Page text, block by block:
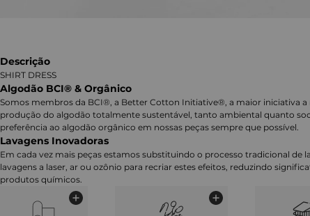
Descrição
SHIRT DRESS
Algodão BCI® & Orgânico
Somos membros da BCI®, a Better Cotton Initiative®, a maior iniciativa a
produção do algodão totalmente sustentável, tanto ambiental quanto
preferência ao algodão orgânico em nossas peças sempre que possível.
Lavagens Inovadoras
Em cada vez mais peças estamos substituindo o processo tradicional de
lavagens a laser, ar ou ozônio para recriar estes efeitos, reduzindo
produtos químicos.